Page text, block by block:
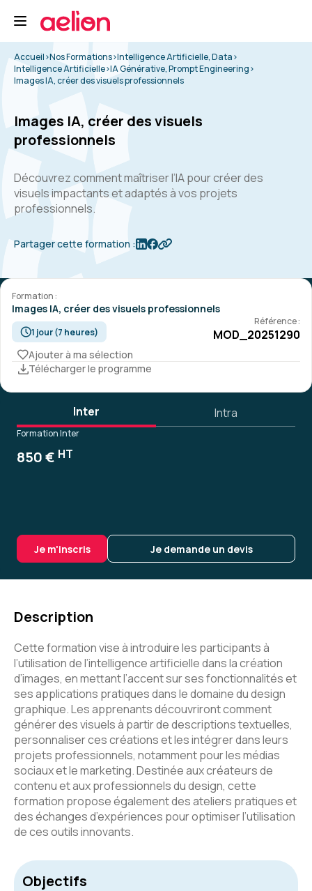
Accueil>Nos Formations>Intelligence Artificielle, Data>
Intelligence Artificielle>IA Générative, Prompt Engineering>
Images IA, créer des visuels professionnels
Images IA, créer des visuels
professionnels
Découvrez comment maîtriser l’IA pour créer des
visuels impactants et adaptés à vos projets
professionnels.
Partager cette formation :
Formation :
Images IA, créer des visuels professionnels
1 jour (7 heures)
Référence :
MOD_20251290
Ajouter à ma sélection
Télécharger le programme
Inter Intra
Formation Inter
850 € HT
Je m'inscris Je demande un devis
Description
Cette formation vise à introduire les participants à
l’utilisation de l’intelligence artificielle dans la création
d’images, en mettant l’accent sur ses fonctionnalités et
ses applications pratiques dans le domaine du design
graphique. Les apprenants découvriront comment
générer des visuels à partir de descriptions textuelles,
personnaliser ces créations et les intégrer dans leurs
projets professionnels, notamment pour les médias
sociaux et le marketing. Destinée aux créateurs de
contenu et aux professionnels du design, cette
formation propose également des ateliers pratiques et
des échanges d’expériences pour optimiser l’utilisation
de ces outils innovants.
Objectifs